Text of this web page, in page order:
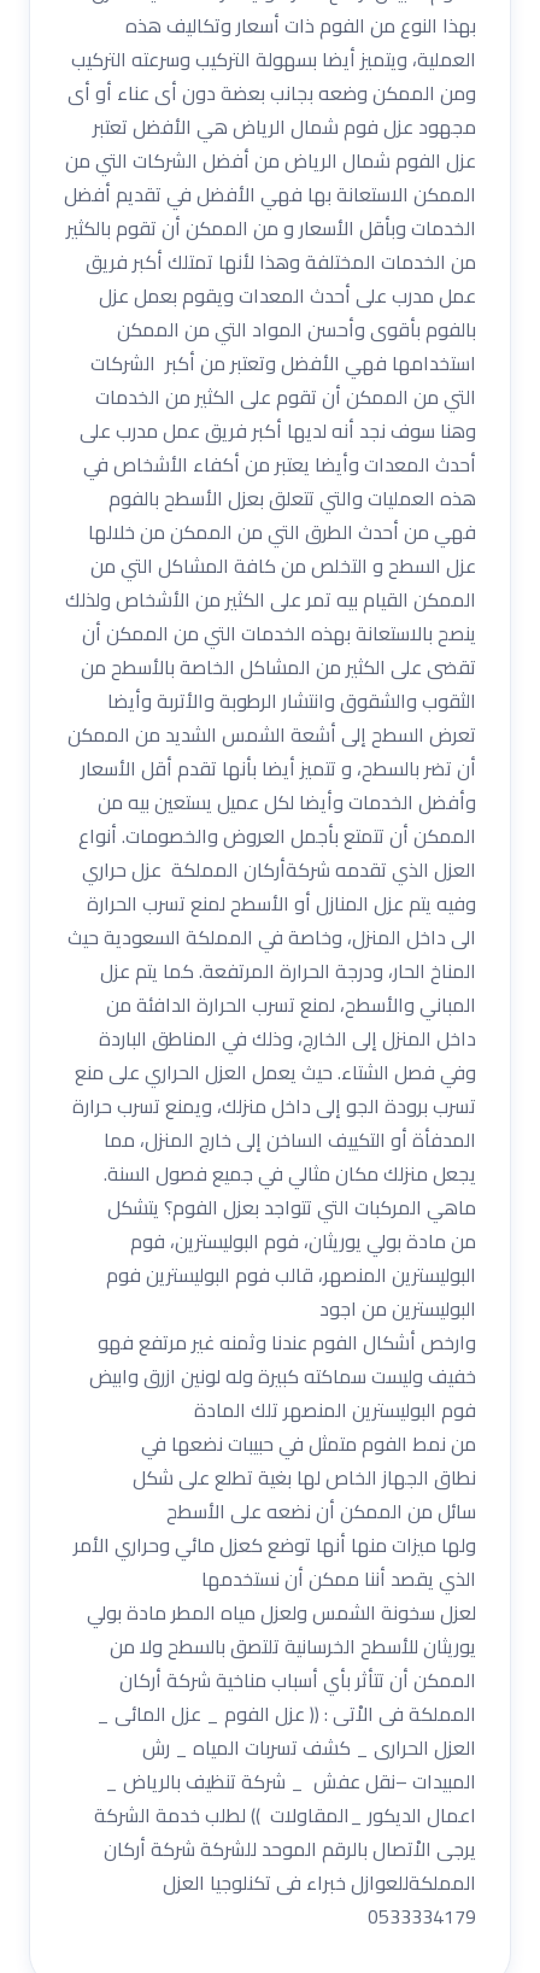
بهذا النوع من الفوم ذات أسعار وتكاليف هذه
العملية، ويتميز أيضا بسهولة التركيب وسرعته التركيب
ومن الممكن وضعه بجانب بعضة دون أى عناء أو أى
مجهود عزل فوم شمال الرياض هي الأفضل تعتبر
عزل الفوم شمال الرياض من أفضل الشركات التي من
الممكن الاستعانة بها فهي الأفضل في تقديم أفضل
الخدمات وبأقل الأسعار و من الممكن أن تقوم بالكثير
من الخدمات المختلفة وهذا لأنها تمتلك أكبر فريق
عمل مدرب على أحدث المعدات ويقوم بعمل عزل
بالفوم بأقوى وأحسن المواد التي من الممكن
استخدامها فهي الأفضل وتعتبر من أكبر الشركات
التي من الممكن أن تقوم على الكثير من الخدمات
وهنا سوف نجد أنه لديها أكبر فريق عمل مدرب على
أحدث المعدات وأيضا يعتبر من أكفاء الأشخاص في
هذه العمليات والتي تتعلق بعزل الأسطح بالفوم
فهي من أحدث الطرق التي من الممكن من خلالها
عزل السطح و التخلص من كافة المشاكل التي من
الممكن القيام بيه تمر على الكثير من الأشخاص ولذلك
ينصح بالاستعانة بهذه الخدمات التي من الممكن أن
تقضى على الكثير من المشاكل الخاصة بالأسطح من
الثقوب والشقوق وانتشار الرطوبة والأتربة وأيضا
تعرض السطح إلى أشعة الشمس الشديد من الممكن
أن تضر بالسطح، و تتميز أيضا بأنها تقدم أقل الأسعار
وأفضل الخدمات وأيضا لكل عميل يستعين بيه من
الممكن أن تتمتع بأجمل العروض والخصومات. أنواع
العزل الذي تقدمه شركةأركان المملكة عزل حراري
وفيه يتم عزل المنازل أو الأسطح لمنع تسرب الحرارة
الى داخل المنزل، وخاصة في المملكة السعودية حيث
المناخ الحار، ودرجة الحرارة المرتفعة. كما يتم عزل
المباني والأسطح، لمنع تسرب الحرارة الدافئة من
داخل المنزل إلى الخارج، وذلك في المناطق الباردة
وفي فصل الشتاء. حيث يعمل العزل الحراري على منع
تسرب برودة الجو إلى داخل منزلك، ويمنع تسرب حرارة
المدفأة أو التكييف الساخن إلى خارج المنزل، مما
يجعل منزلك مكان مثالي في جميع فصول السنة.
ماهي المركبات التي تتواجد بعزل الفوم؟ يتشكل
من مادة بولي يوريثان، فوم البوليسترين، فوم
البوليسترين المنصهر، قالب فوم البوليسترين فوم
البوليسترين من اجود
وارخص أشكال الفوم عندنا وثمنه غير مرتفع فهو
خفيف وليست سماكته كبيرة وله لونين ازرق وابيض
فوم البوليسترين المنصهر تلك المادة
من نمط الفوم متمثل في حبيبات نضعها في
نطاق الجهاز الخاص لها بغية تطلع على شكل
سائل من الممكن أن نضعه على الأسطح
ولها ميزات منها أنها توضع كعزل مائي وحراري الأمر
الذي يقصد أننا ممكن أن نستخدمها
لعزل سخونة الشمس ولعزل مياه المطر مادة بولي
يوريثان للأسطح الخرسانية تلتصق بالسطح ولا من
الممكن أن تتأثر بأي أسباب مناخية شركة أركان
المملكة فى الاْتى : (( عزل الفوم _ عزل المائى _
العزل الحرارى _ كشف تسربات المياه _ رش
المبيدات –نقل عفش _ شركة تنظيف بالرياض _
اعمال الديكور _المقاولات )) لطلب خدمة الشركة
يرجى الاْتصال بالرقم الموحد للشركة شركة أركان
المملكةللعوازل خبراء فى تكنلوجيا العزل
0533334179